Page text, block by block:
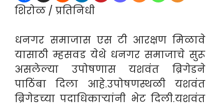
शिरोळ / प्रतिनिधी
धनगर समाजास एस टी आरक्षण मिळावे
यासाठी म्हसवड येथे धनगर समाजाचे सुरू
असलेल्या उपोषणास यशवंत ब्रिगेडने
पाठिंबा दिला आहे.उपोषणस्थळी यशवंत
ब्रिगेडच्या पदाधिकाऱ्यांनी भेट दिली.यशवंत